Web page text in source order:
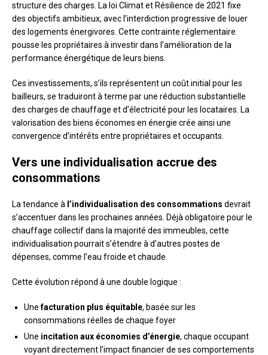
structure des charges. La loi Climat et Résilience de 2021 fixe
des objectifs ambitieux, avec l’interdiction progressive de louer
des logements énergivores. Cette contrainte réglementaire
pousse les propriétaires à investir dans l’amélioration de la
performance énergétique de leurs biens.
Ces investissements, s’ils représentent un coût initial pour les
bailleurs, se traduiront à terme par une réduction substantielle
des charges de chauffage et d’électricité pour les locataires. La
valorisation des biens économes en énergie crée ainsi une
convergence d’intérêts entre propriétaires et occupants.
Vers une individualisation accrue des
consommations
La tendance à l’individualisation des consommations devrait
s’accentuer dans les prochaines années. Déjà obligatoire pour le
chauffage collectif dans la majorité des immeubles, cette
individualisation pourrait s’étendre à d’autres postes de
dépenses, comme l’eau froide et chaude.
Cette évolution répond à une double logique :
Unefacturation plus équitable, basée sur les
consommations réelles de chaque foyer
Une incitation aux économies d’énergie, chaque occupant
voyant directement l’impact financier de ses comportements